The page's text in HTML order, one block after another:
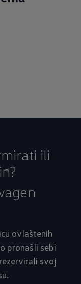
ili
ovlaštenih
pronašli sebi
svoj